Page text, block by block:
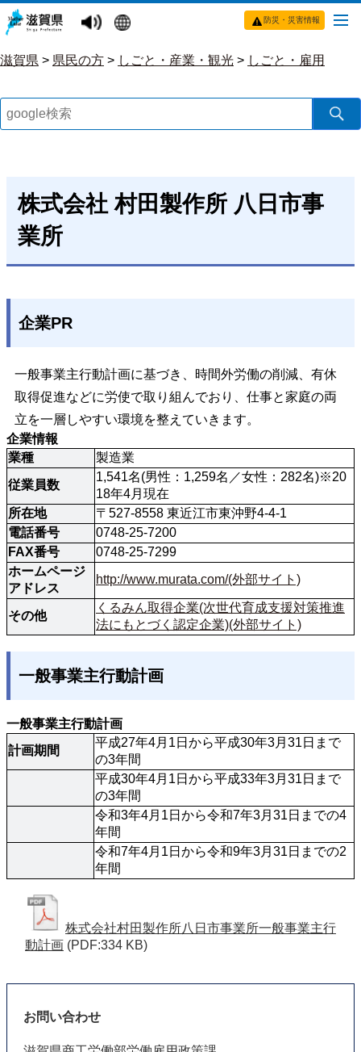
防災・災害情報
滋賀県 > 県民の方 > しごと・産業・観光 > しごと・雇用
株式会社 村田製作所 八日市事
業所
企業PR
一般事業主行動計画に基づき、時間外労働の削減、有休
取得促進などに労使で取り組んでおり、仕事と家庭の両
立を一層しやすい環境を整えていきます。
企業情報
業種
製造業
従業員数
1,541名(男性：1,259名／女性：282名)※20
18年4月現在
所在地
〒527-8558 東近江市東沖野4-4-1
電話番号
0748-25-7200
FAX番号
0748-25-7299
ホームページ
アドレス
http://www.murata.com/(外部サイト)
その他
くるみん取得企業(次世代育成支援対策推進
法にもとづく認定企業)(外部サイト)
一般事業主行動計画
一般事業主行動計画
計画期間
平成27年4月1日から平成30年3月31日まで
の3年間
平成30年4月1日から平成33年3月31日まで
の3年間
令和3年4月1日から令和7年3月31日までの4
年間
令和7年4月1日から令和9年3月31日までの2
年間
株式会社村田製作所八日市事業所一般事業主行
動計画 (PDF:334 KB)
お問い合わせ